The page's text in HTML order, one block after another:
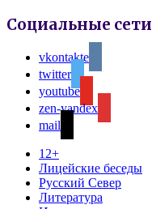
Социальные сети
vkontakte
twitter
youtube
zen-yandex
mail
12+
Лицейские беседы
Русский Север
Литература